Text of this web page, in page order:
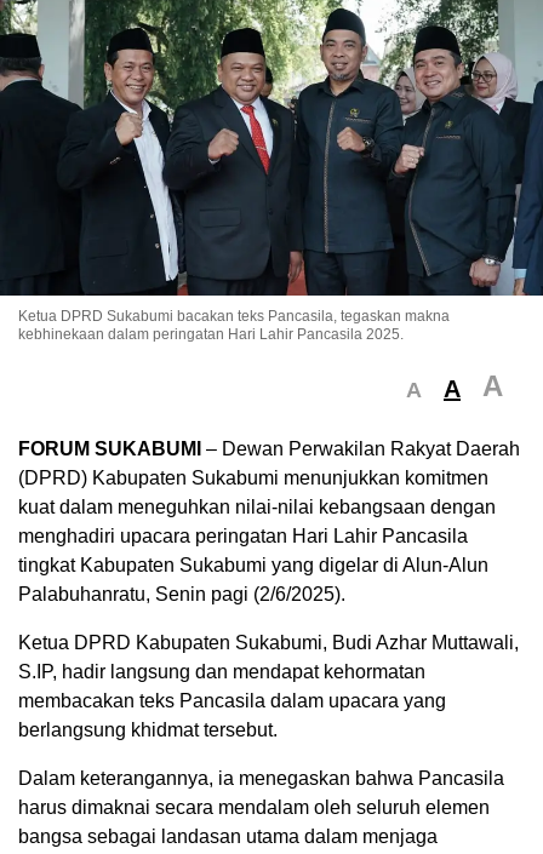
Ketua DPRD Sukabumi bacakan teks Pancasila, tegaskan makna
kebhinekaan dalam peringatan Hari Lahir Pancasila 2025.
A A A
FORUM SUKABUMI – Dewan Perwakilan Rakyat Daerah
(DPRD) Kabupaten Sukabumi menunjukkan komitmen
kuat dalam meneguhkan nilai-nilai kebangsaan dengan
menghadiri upacara peringatan Hari Lahir Pancasila
tingkat Kabupaten Sukabumi yang digelar di Alun-Alun
Palabuhanratu, Senin pagi (2/6/2025).
Ketua DPRD Kabupaten Sukabumi, Budi Azhar Muttawali,
S.IP, hadir langsung dan mendapat kehormatan
membacakan teks Pancasila dalam upacara yang
berlangsung khidmat tersebut.
Dalam keterangannya, ia menegaskan bahwa Pancasila
harus dimaknai secara mendalam oleh seluruh elemen
bangsa sebagai landasan utama dalam menjaga